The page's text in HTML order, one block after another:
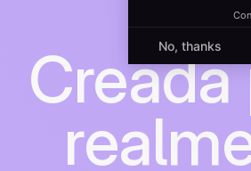
Creada